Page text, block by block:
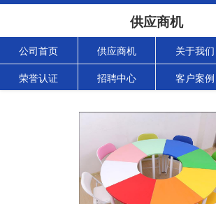
供应商机
公司首页 供应商机 关于我们
荣誉认证 招聘中心 客户案例